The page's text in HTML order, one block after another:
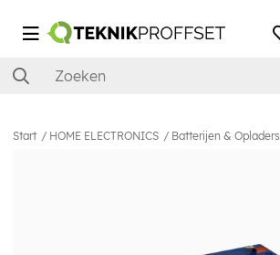
Start HOME ELECTRONICS Batterijen & Opladers